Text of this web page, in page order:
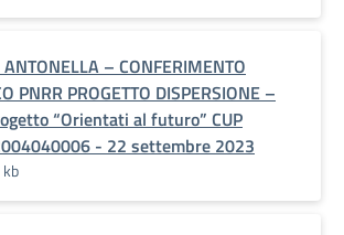
ANTONELLA – CONFERIMENTO
PNRR PROGETTO DISPERSIONE –
“Orientati al futuro” CUP
- 22 settembre 2023